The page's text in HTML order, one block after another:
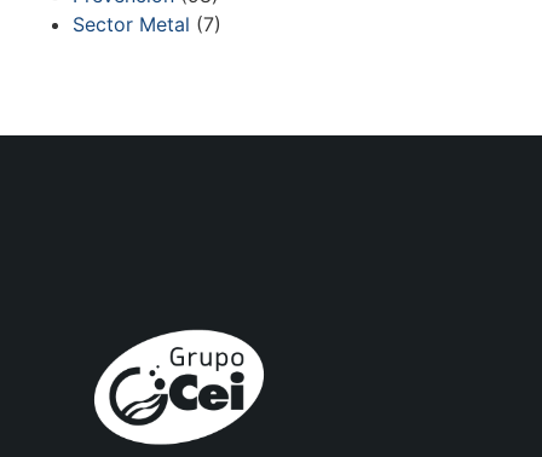
Sector Metal (7)